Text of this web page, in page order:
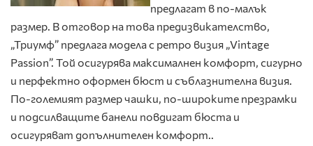
предлагат в по-малък
размер. В отговор на това предизвикателство,
„Триумф” предлага модела с ретро визия „Vintage
Passion”. Той осигурява максималнен комфорт, сигурно
и перфектно оформен бюст и съблазнителна визия.
По-големият размер чашки, по-широките презрамки
и подсилващите банели повдигат бюста и
осигуряват допълнителен комфорт..